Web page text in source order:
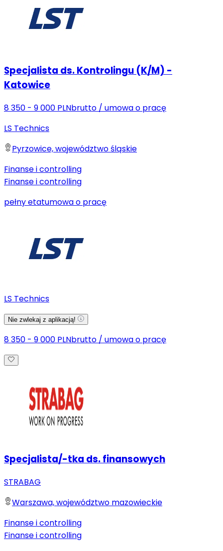
Specjalista ds. Kontrolingu (K/M) -
Katowice
8 350 - 9 000 PLNbrutto / umowa o pracę
LS Technics
Pyrzowice, województwo śląskie
Finanse i controlling
Finanse i controlling
pełny etatumowa o pracę
LS Technics
Nie zwlekaj z aplikacją!
8 350 - 9 000 PLNbrutto / umowa o pracę
Specjalista/-tka ds. finansowych
STRABAG
Warszawa, województwo mazowieckie
Finanse i controlling
Finanse i controlling